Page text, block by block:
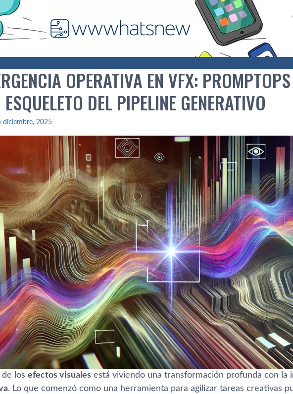
OPERATIVA EN VFX:
DEL PIPELINE GENERATIVO
diciembre, 2025
de los efectos visuales está viviendo una transformación profunda con la
. Lo que comenzó como una herramienta para agilizar tareas creativas